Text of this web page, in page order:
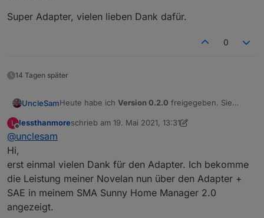
Super Adapter, vielen lieben Dank dafür.
0
14 Tagen später
UncleSamHeute habe ich Version 0.2.0 freigegeben. Sie
hoffentlich nicht allzu viele neue hinzufügen ;-) .
Hier das Changelog der aktuellen Version:
Abschaltungen are now each a single state
with a JSON object as a value.
Fixed SelectHandler to create an object of type
number.
L
Offline
lessthanmoreschrieb am 19. Mai 2021, 13:31
zuletzt editiert von lessthanmore
@unclesam
Hi,
erst einmal vielen Dank für den Adapter. Ich bekomme
die Leistung meiner Novelan nun über den Adapter +
SAE in meinem SMA Sunny Home Manager 2.0
angezeigt.